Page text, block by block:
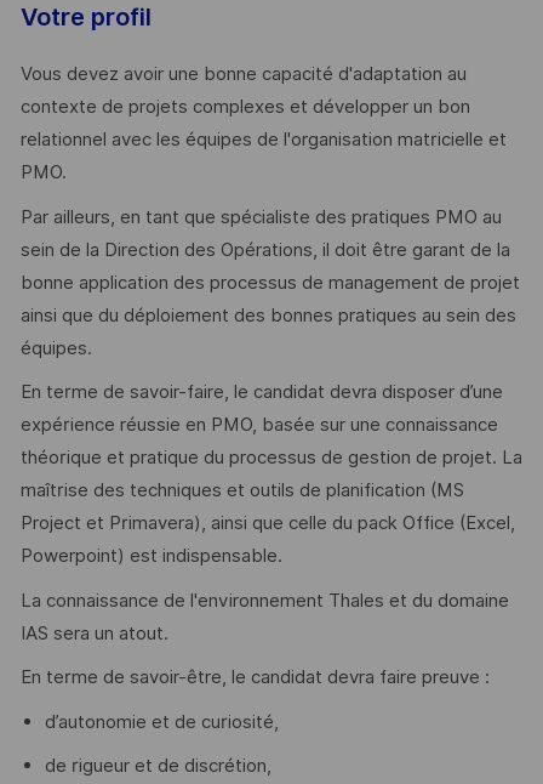
Votre profil
Vous devez avoir une bonne capacité d'adaptation au
contexte de projets complexes et développer un bon
relationnel avec les équipes de l'organisation matricielle et
PMO.
Par ailleurs, en tant que spécialiste des pratiques PMO au
sein de la Direction des Opérations, il doit être garant de la
bonne application des processus de management de projet
ainsi que du déploiement des bonnes pratiques au sein des
équipes.
En terme de savoir-faire, le candidat devra disposer d’une
expérience réussie en PMO, basée sur une connaissance
théorique et pratique du processus de gestion de projet. La
maîtrise des techniques et outils de planification (MS
Project et Primavera), ainsi que celle du pack Office (Excel,
Powerpoint) est indispensable.
La connaissance de l'environnement Thales et du domaine
IAS sera un atout.
En terme de savoir-être, le candidat devra faire preuve :
d’autonomie et de curiosité,
de rigueur et de discrétion,